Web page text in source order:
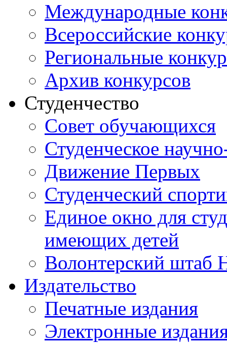
Международные
Всероссийские
Региональные
Архив конкурсов
Студенчество
Совет обучающихся
Студенческое
Движение Первых
Студенческий
Единое окно для
имеющих детей
Волонтерский штаб
Издательство
Печатные издания
Электронные